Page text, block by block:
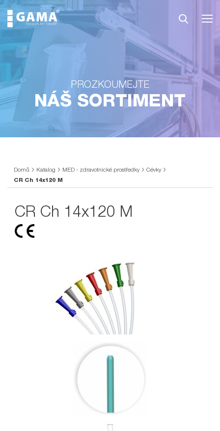
PROZKOUMEJTE
NÁŠ SORTIMENT
Domů Katalog MED - zdravotnické prostředky Cévky
CR Ch 14x120 M
CR Ch 14x120 M